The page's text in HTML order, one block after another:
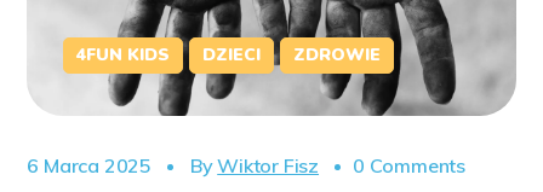
4FUN KIDS DZIECI ZDROWIE
6 Marca 2025 ByWiktor Fisz 0 Comments